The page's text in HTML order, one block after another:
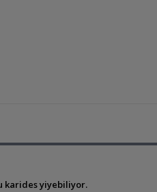
karides yiyebiliyor.